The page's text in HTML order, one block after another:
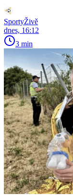
SportyŽivě
dnes, 16:12
3 min